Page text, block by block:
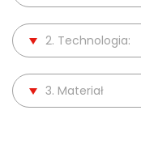
2. Technologia:
3. Materiał